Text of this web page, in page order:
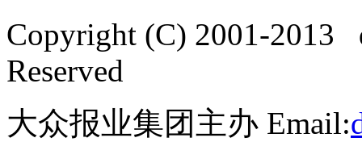
Copyright (C) 2001-2013
Reserved
大众报业集团主办 Email: